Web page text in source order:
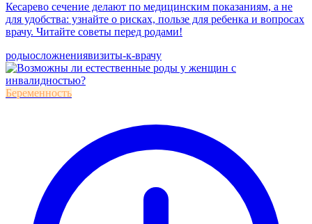
Кесарево сечение делают по медицинским показаниям, а не
для удобства: узнайте о рисках, пользе для ребенка и вопросах
врачу. Читайте советы перед родами!
родыосложнениявизиты-к-врачу
Беременность